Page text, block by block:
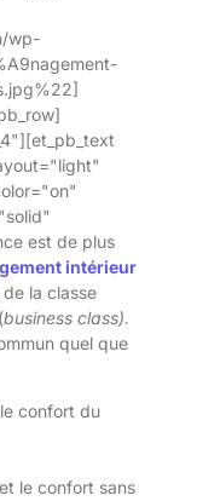
wp-
est de plus
intérieur
de la classe
business class).
quel que
confort du
le confort sans